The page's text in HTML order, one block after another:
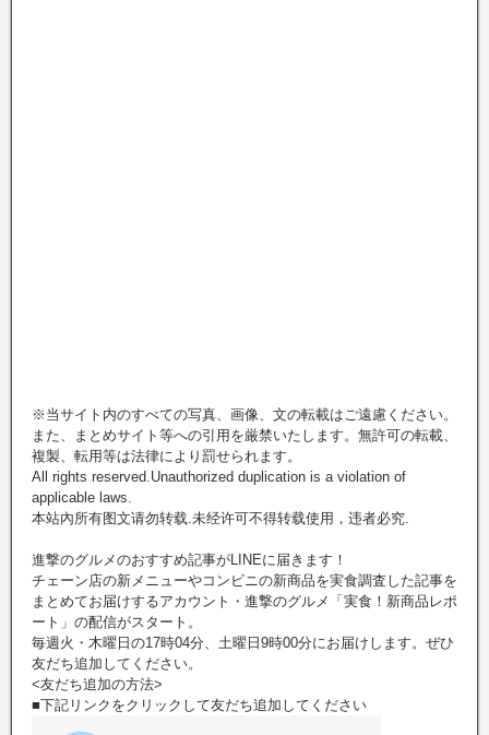
※当サイト内のすべての写真、画像、文の転載はご遠慮ください。
また、まとめサイト等への引用を厳禁いたします。無許可の転載、
複製、転用等は法律により罰せられます。
All rights reserved.Unauthorized duplication is a violation of
applicable laws.
本站內所有图文请勿转载.未经许可不得转载使用，违者必究.
進撃のグルメのおすすめ記事がLINEに届きます！
チェーン店の新メニューやコンビニの新商品を実食調査した記事を
まとめてお届けするアカウント・進撃のグルメ「実食！新商品レポ
ート」の配信がスタート。
毎週火・木曜日の17時04分、土曜日9時00分にお届けします。ぜひ
友だち追加してください。
<友だち追加の方法>
■下記リンクをクリックして友だち追加してください